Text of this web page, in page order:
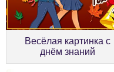
Весёлая картинка с
днём знаний